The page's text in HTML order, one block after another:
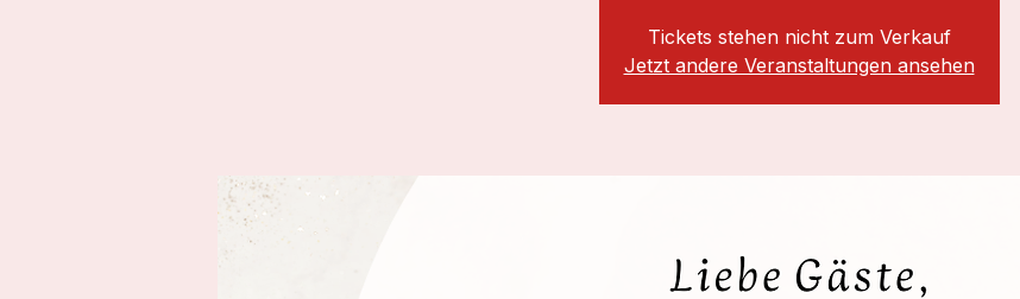
Tickets stehen nicht zum Verkauf
Jetzt andere Veranstaltungen ansehen